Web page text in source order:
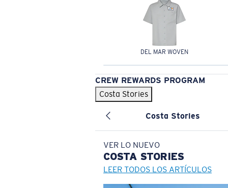
DEL MAR WOVEN
CREW REWARDS PROGRAM
Costa Stories
Costa Stories
VER LO NUEVO
COSTA STORIES
LEER TODOS LOS ARTÍCULOS